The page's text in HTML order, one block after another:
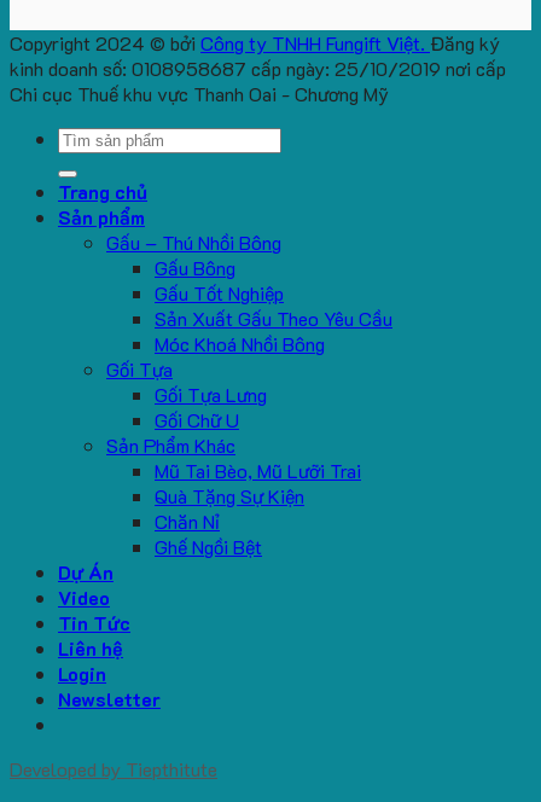
Copyright 2024 © bởi Công ty TNHH Fungift Việt. Đăng ký
kinh doanh số: 0108958687 cấp ngày: 25/10/2019 nơi cấp
Chi cục Thuế khu vực Thanh Oai - Chương Mỹ
Search
Trang chủ
Sản phẩm
Gấu – Thú Nhồi Bông
Gấu Bông
Gấu Tốt Nghiệp
Sản Xuất Gấu Theo Yêu Cầu
Móc Khoá Nhồi Bông
Gối Tựa
Gối Tựa Lưng
Gối Chữ U
Sản Phẩm Khác
Mũ Tai Bèo, Mũ Lưỡi Trai
Quà Tặng Sự Kiện
Chăn Nỉ
Ghế Ngồi Bệt
Dự Án
Video
Tin Tức
Liên hệ
Login
Newsletter
Developed by Tiepthitute